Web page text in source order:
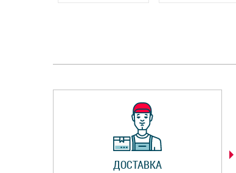
ДОСТАВКА